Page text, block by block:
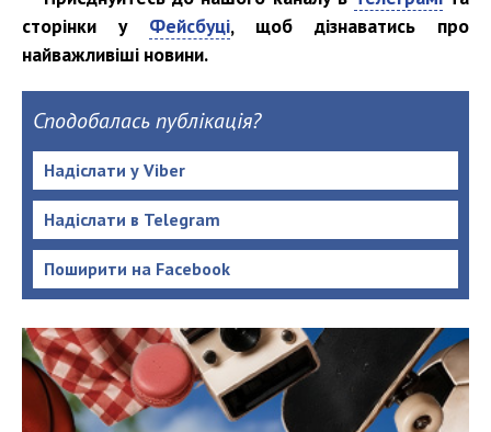
сторінки у Фейсбуці, щоб дізнаватись про
найважливіші новини.
Сподобалась публікація?
Надіслати у Viber
Надіслати в Telegram
Поширити на Facebook